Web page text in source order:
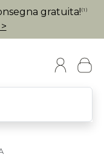
gratuita! (1)